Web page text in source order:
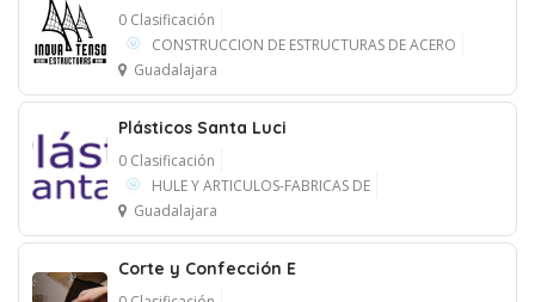
0 Clasificación
CONSTRUCCION DE ESTRUCTURAS DE ACERO
Guadalajara
Plásticos Santa Luci
0 Clasificación
HULE Y ARTICULOS-FABRICAS DE
Guadalajara
Corte y Confección E